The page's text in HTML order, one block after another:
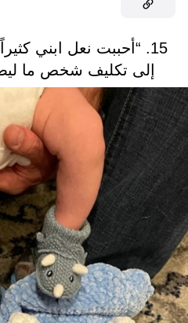
15. “أحببت نعل ابني
إلى تكليف شخص ما